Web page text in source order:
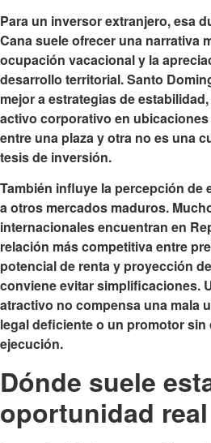
Para un inversor extranjero, esa
Cana suele ofrecer una narrativa
ocupación vacacional y la
desarrollo territorial. Santo
mejor a estrategias de
activo corporativo en
entre una plaza y otra no es una
tesis de inversión.
También influye la percepción de
a otros mercados maduros.
internacionales encuentran en
relación más competitiva entre
potencial de renta y proyección
conviene evitar simplificaciones.
atractivo no compensa una mala
legal deficiente o un promotor sin
ejecución.
Dónde suele
oportunidad real